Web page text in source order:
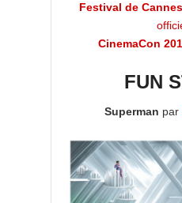
Festival de
CinemaCon
FUN
Superman par